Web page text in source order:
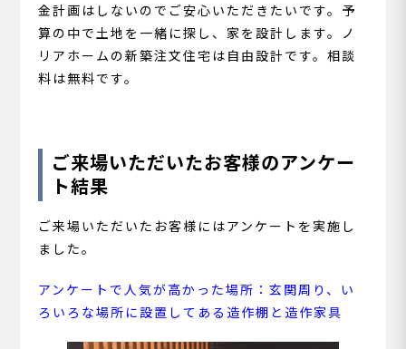
金計画はしないのでご安心いただきたいです。予
算の中で土地を一緒に探し、家を設計します。ノ
リアホームの新築注文住宅は自由設計です。相談
料は無料です。
ご来場いただいたお客様のアンケー
ト結果
ご来場いただいたお客様にはアンケートを実施し
ました。
アンケートで人気が高かった場所：玄関周り、い
ろいろな場所に設置してある造作棚と造作家具